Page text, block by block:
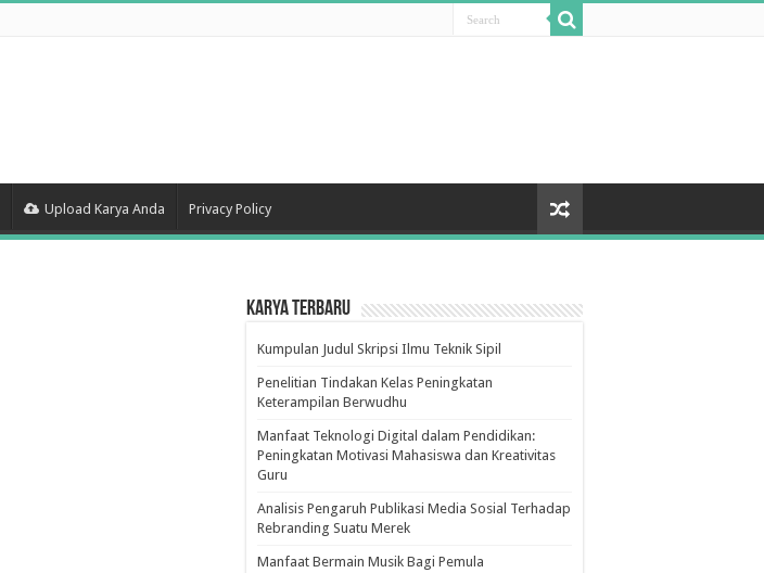
Upload Karya Anda Privacy Policy
Karya Terbaru
Kumpulan Judul Skripsi Ilmu Teknik Sipil
Penelitian Tindakan Kelas Peningkatan
Keterampilan Berwudhu
Manfaat Teknologi Digital dalam Pendidikan:
Peningkatan Motivasi Mahasiswa dan Kreativitas
Guru
Analisis Pengaruh Publikasi Media Sosial Terhadap
Rebranding Suatu Merek
Manfaat Bermain Musik Bagi Pemula